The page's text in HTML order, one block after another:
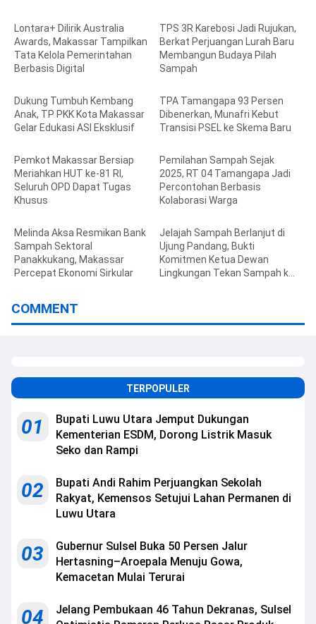
Lontara+ Dilirik Australia
Awards, Makassar Tampilkan
Tata Kelola Pemerintahan
Berbasis Digital
TPS 3R Karebosi Jadi Rujukan,
Berkat Perjuangan Lurah Baru
Membangun Budaya Pilah
Sampah
Dukung Tumbuh Kembang
Anak, TP PKK Kota Makassar
Gelar Edukasi ASI Eksklusif
TPA Tamangapa 93 Persen
Dibenerkan, Munafri Kebut
Transisi PSEL ke Skema Baru
Pemkot Makassar Bersiap
Meriahkan HUT ke-81 RI,
Seluruh OPD Dapat Tugas
Khusus
Pemilahan Sampah Sejak
2025, RT 04 Tamangapa Jadi
Percontohan Berbasis
Kolaborasi Warga
Melinda Aksa Resmikan Bank
Sampah Sektoral
Panakkukang, Makassar
Percepat Ekonomi Sirkular
Jelajah Sampah Berlanjut di
Ujung Pandang, Bukti
Komitmen Ketua Dewan
Lingkungan Tekan Sampah ke
COMMENT
TERPOPULER
01
Bupati Luwu Utara Jemput Dukungan
Kementerian ESDM, Dorong Listrik Masuk
Seko dan Rampi
02
Bupati Andi Rahim Perjuangkan Sekolah
Rakyat, Kemensos Setujui Lahan Permanen di
Luwu Utara
03
Gubernur Sulsel Buka 50 Persen Jalur
Hertasning–Aroepala Menuju Gowa,
Kemacetan Mulai Terurai
04
Jelang Pembukaan 46 Tahun Dekranas, Sulsel